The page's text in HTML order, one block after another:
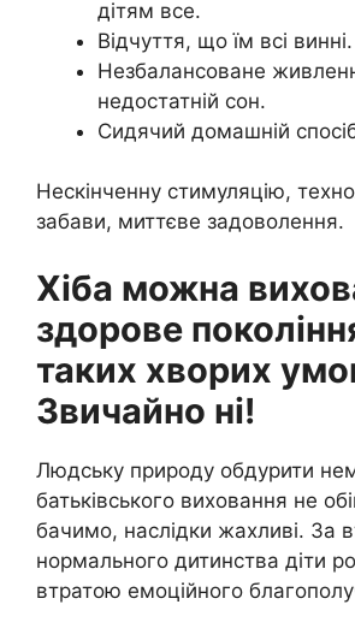
дітям все.
Відчуття, що їм всі винні.
Незбалансоване
недостатній сон.
Сидячий домашній
Нескінченну стимуляцію,
забави, миттєве задоволення.
Хіба можна
здорове
таких хворих
Звичайно ні!
Людську природу обдурити
батьківського виховання не
бачимо, наслідки жахливі. За
нормального дитинства діти
втратою емоційного